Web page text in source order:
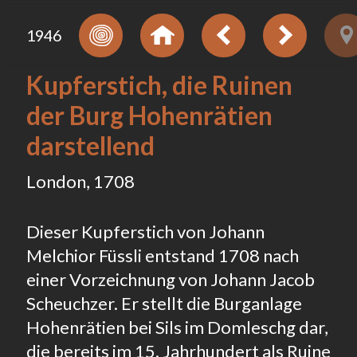
1946
Kupferstich, die Ruinen
der Burg Hohenrätien
darstellend
London, 1708
Dieser Kupferstich von Johann
Melchior Füssli entstand 1708 nach
einer Vorzeichnung von Johann Jacob
Scheuchzer. Er stellt die Burganlage
Hohenrätien bei Sils im Domleschg dar,
die bereits im 15. Jahrhundert als Ruine